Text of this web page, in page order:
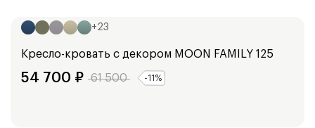
+23
Кресло-кровать с декором MOON FAMILY 125
54 700 ₽ 61 500 -11 %